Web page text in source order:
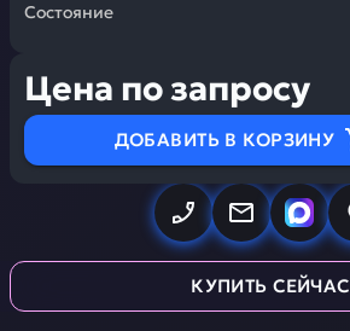
Состояние
Цена по запросу
ДОБАВИТЬ В КОРЗИНУ
КУПИТЬ СЕЙЧАС